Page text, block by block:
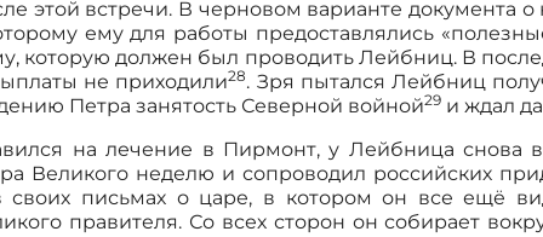
этой встречи. В черновом варианте документа
ему для работы предоставлялись
которую должен был проводить Лейбниц. В
не приходили28. Зря пытался Лейбниц
Петра занятость Северной войной29 и ждал
на лечение в Пирмонт, у Лейбница снова
Великого неделю и сопроводил российских
письмах о царе, в котором он все ещё
правителя. Со всех сторон он собирает